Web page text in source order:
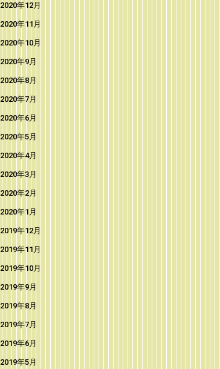
2020年12月
2020年11月
2020年10月
2020年9月
2020年8月
2020年7月
2020年6月
2020年5月
2020年4月
2020年3月
2020年2月
2020年1月
2019年12月
2019年11月
2019年10月
2019年9月
2019年8月
2019年7月
2019年6月
2019年5月